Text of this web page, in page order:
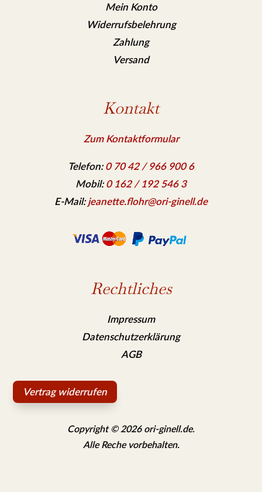
Mein Konto
Widerrufsbelehrung
Zahlung
Versand
Kontakt
Zum Kontaktformular
Telefon:0 70 42 / 966 900 6
Mobil:0 162 / 192 546 3
E-Mail: jeanette.flohr@ori-ginell.de
Rechtliches
Impressum
Datenschutzerklärung
AGB
Vertrag widerrufen
Copyright © 2026 ori-ginell.de.
Alle Reche vorbehalten.